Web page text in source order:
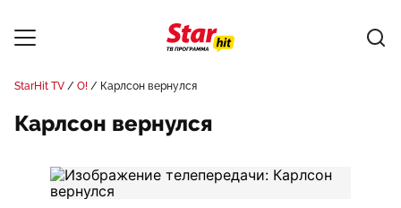
StarHit TV О! Карлсон вернулся
Карлсон вернулся